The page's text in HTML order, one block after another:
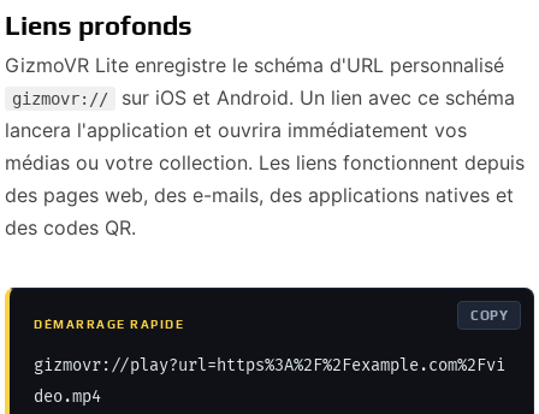
Liens profonds
GizmoVR Lite enregistre le schéma d'URL personnalisé
gizmovr://
sur iOS et Android. Un lien avec ce schéma
lancera l'application et ouvrira immédiatement vos
médias ou votre collection. Les liens fonctionnent depuis
des pages web, des e-mails, des applications natives et
des codes QR.
DÉMARRAGE RAPIDE
gizmovr://play?url=https%3A%2F%2Fexample.com%2Fvi
deo.mp4
COPY